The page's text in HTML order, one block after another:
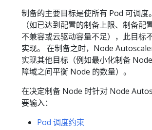
制备的主要目标是使所有 Pod 可调度
（如已达到配置的制备上限、制备配
不兼容或云驱动容量不足），此目标
实现。 在制备之时，Node
实现其他目标（例如最小化制备
障域之间平衡 Node 的数量）。
在决定制备 Node 时针对 Node
要输入：
Pod 调度约束